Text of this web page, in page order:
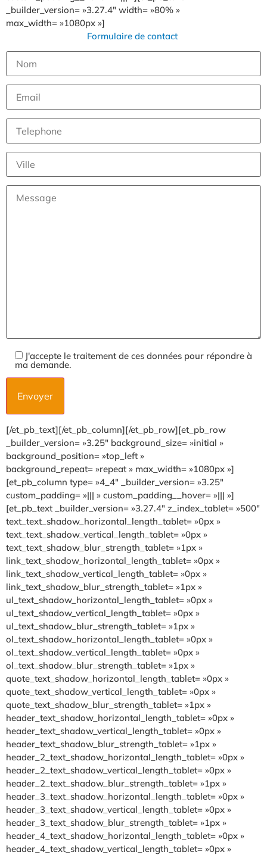
_builder_version= »3.27.4″ width= »80% »
max_width= »1080px »]
Formulaire de contact
J'accepte le traitement de ces données pour répondre à
ma demande.
[/et_pb_text][/et_pb_column][/et_pb_row][et_pb_row
_builder_version= »3.25″ background_size= »initial »
background_position= »top_left »
background_repeat= »repeat » max_width= »1080px »]
[et_pb_column type= »4_4″ _builder_version= »3.25″
custom_padding= »||| » custom_padding__hover= »||| »]
[et_pb_text _builder_version= »3.27.4″ z_index_tablet= »500″
text_text_shadow_horizontal_length_tablet= »0px »
text_text_shadow_vertical_length_tablet= »0px »
text_text_shadow_blur_strength_tablet= »1px »
link_text_shadow_horizontal_length_tablet= »0px »
link_text_shadow_vertical_length_tablet= »0px »
link_text_shadow_blur_strength_tablet= »1px »
ul_text_shadow_horizontal_length_tablet= »0px »
ul_text_shadow_vertical_length_tablet= »0px »
ul_text_shadow_blur_strength_tablet= »1px »
ol_text_shadow_horizontal_length_tablet= »0px »
ol_text_shadow_vertical_length_tablet= »0px »
ol_text_shadow_blur_strength_tablet= »1px »
quote_text_shadow_horizontal_length_tablet= »0px »
quote_text_shadow_vertical_length_tablet= »0px »
quote_text_shadow_blur_strength_tablet= »1px »
header_text_shadow_horizontal_length_tablet= »0px »
header_text_shadow_vertical_length_tablet= »0px »
header_text_shadow_blur_strength_tablet= »1px »
header_2_text_shadow_horizontal_length_tablet= »0px »
header_2_text_shadow_vertical_length_tablet= »0px »
header_2_text_shadow_blur_strength_tablet= »1px »
header_3_text_shadow_horizontal_length_tablet= »0px »
header_3_text_shadow_vertical_length_tablet= »0px »
header_3_text_shadow_blur_strength_tablet= »1px »
header_4_text_shadow_horizontal_length_tablet= »0px »
header_4_text_shadow_vertical_length_tablet= »0px »